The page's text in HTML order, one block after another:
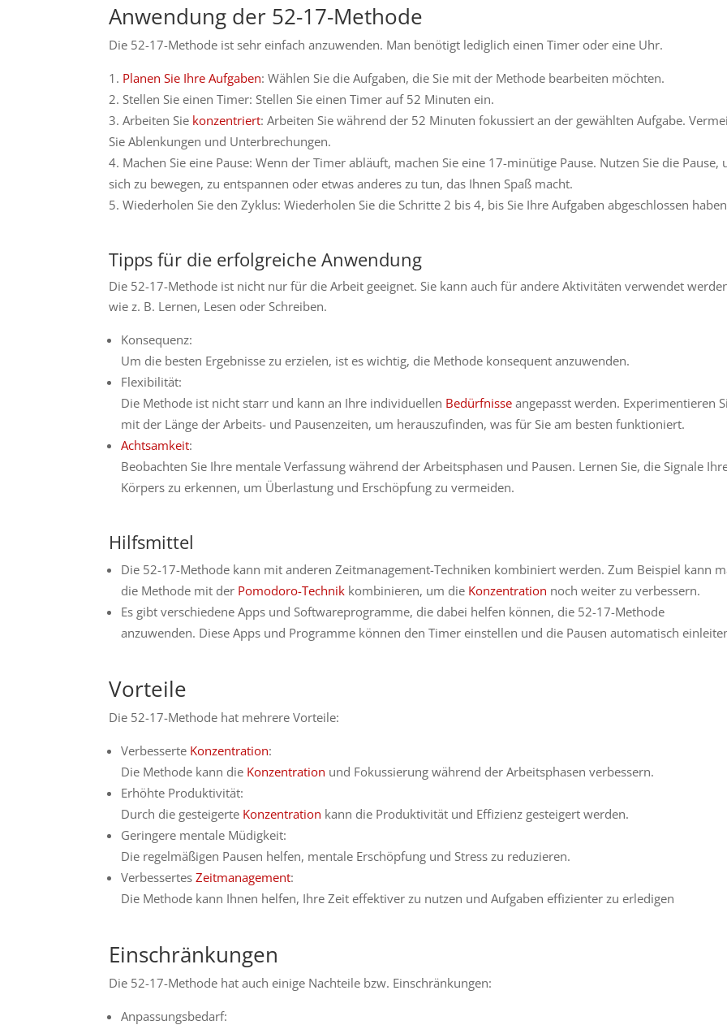
Anwendung der 52-17-Methode
Die 52-17-Methode ist sehr einfach anzuwenden. Man benötigt lediglich einen Timer oder eine Uhr.
Planen Sie Ihre Aufgaben: Wählen Sie die Aufgaben, die Sie mit der Methode bearbeiten möchten.
Stellen Sie einen Timer: Stellen Sie einen Timer auf 52 Minuten ein.
Arbeiten Sie konzentriert: Arbeiten Sie während der 52 Minuten fokussiert an der gewählten Aufgabe.
Sie Ablenkungen und Unterbrechungen.
Machen Sie eine Pause: Wenn der Timer abläuft, machen Sie eine 17-minütige Pause. Nutzen Sie die Pause,
sich zu bewegen, zu entspannen oder etwas anderes zu tun, das Ihnen Spaß macht.
Wiederholen Sie den Zyklus: Wiederholen Sie die Schritte 2 bis 4, bis Sie Ihre Aufgaben abgeschlossen
Tipps für die erfolgreiche Anwendung
Die 52-17-Methode ist nicht nur für die Arbeit geeignet. Sie kann auch für andere Aktivitäten verwendet
wie z. B. Lernen, Lesen oder Schreiben.
Konsequenz:
Um die besten Ergebnisse zu erzielen, ist es wichtig, die Methode konsequent anzuwenden.
Flexibilität:
Die Methode ist nicht starr und kann an Ihre individuellen Bedürfnisse angepasst werden. Experimentieren
mit der Länge der Arbeits- und Pausenzeiten, um herauszufinden, was für Sie am besten funktioniert.
Achtsamkeit:
Beobachten Sie Ihre mentale Verfassung während der Arbeitsphasen und Pausen. Lernen Sie, die Signale
Körpers zu erkennen, um Überlastung und Erschöpfung zu vermeiden.
Hilfsmittel
Die 52-17-Methode kann mit anderen Zeitmanagement-Techniken kombiniert werden. Zum Beispiel kann
die Methode mit der Pomodoro-Technik kombinieren, um die Konzentration noch weiter zu verbessern.
Es gibt verschiedene Apps und Softwareprogramme, die dabei helfen können, die 52-17-Methode
anzuwenden. Diese Apps und Programme können den Timer einstellen und die Pausen automatisch
Vorteile
Die 52-17-Methode hat mehrere Vorteile:
Verbesserte Konzentration:
Die Methode kann die Konzentration und Fokussierung während der Arbeitsphasen verbessern.
Erhöhte Produktivität:
Durch die gesteigerte Konzentration kann die Produktivität und Effizienz gesteigert werden.
Geringere mentale Müdigkeit:
Die regelmäßigen Pausen helfen, mentale Erschöpfung und Stress zu reduzieren.
VerbessertesZeitmanagement:
Die Methode kann Ihnen helfen, Ihre Zeit effektiver zu nutzen und Aufgaben effizienter zu erledigen
Einschränkungen
Die 52-17-Methode hat auch einige Nachteile bzw. Einschränkungen:
Anpassungsbedarf: